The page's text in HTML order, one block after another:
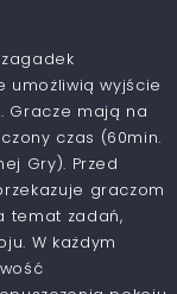
umożliwią wyjście
Gracze mają na
czas (60min.
Gry). Przed
graczom
temat zadań,
W każdym